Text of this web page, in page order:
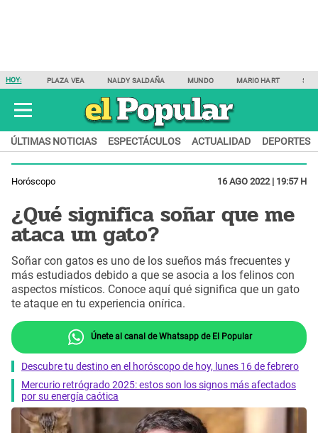
HOY: PLAZA VEA NALDY SALDAÑA MUNDO MARIO HART
ÚLTIMAS NOTICIAS ESPECTÁCULOS ACTUALIDAD DEPORTES
Horóscopo 16 AGO 2022 | 19:57 H
¿Qué significa soñar que me
ataca un gato?
Soñar con gatos es uno de los sueños más frecuentes y
más estudiados debido a que se asocia a los felinos con
aspectos místicos. Conoce aquí qué significa que un gato
te ataque en tu experiencia onírica.
Únete al canal de Whatsapp de El Popular
Descubre tu destino en el horóscopo de hoy, lunes 16 de febrero
Mercurio retrógrado 2025: estos son los signos más afectados
por su energía caótica